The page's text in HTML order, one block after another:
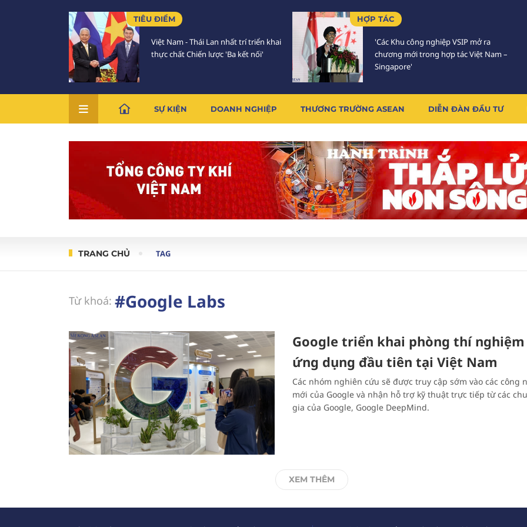
TIÊU ĐIỂM
Việt Nam - Thái Lan nhất trí triển khai
thực chất Chiến lược 'Ba kết nối'
HỢP TÁC
'Các Khu công nghiệp VSIP mở ra
chương mới trong hợp tác Việt Nam –
Singapore'
SỰ KIỆN DOANH NGHIỆP THƯƠNG TRƯỜNG ASEAN DIỄN ĐÀN ĐẦU TƯ
TRANG CHỦ TAG
Từ khoá: #Google Labs
Google triển khai phòng thí nghiệm
ứng dụng đầu tiên tại Việt Nam
Các nhóm nghiên cứu sẽ được truy cập sớm vào các công
mới của Google và nhận hỗ trợ kỹ thuật trực tiếp từ các
gia của Google, Google DeepMind.
XEM THÊM